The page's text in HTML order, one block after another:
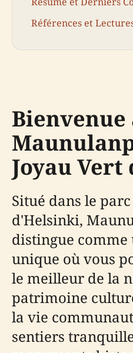
Références et
Bienvenue
Joyau
Situé dans le
d'Helsinki,
distingue
unique où vous
le meilleur de la
patrimoine
la vie
sentiers